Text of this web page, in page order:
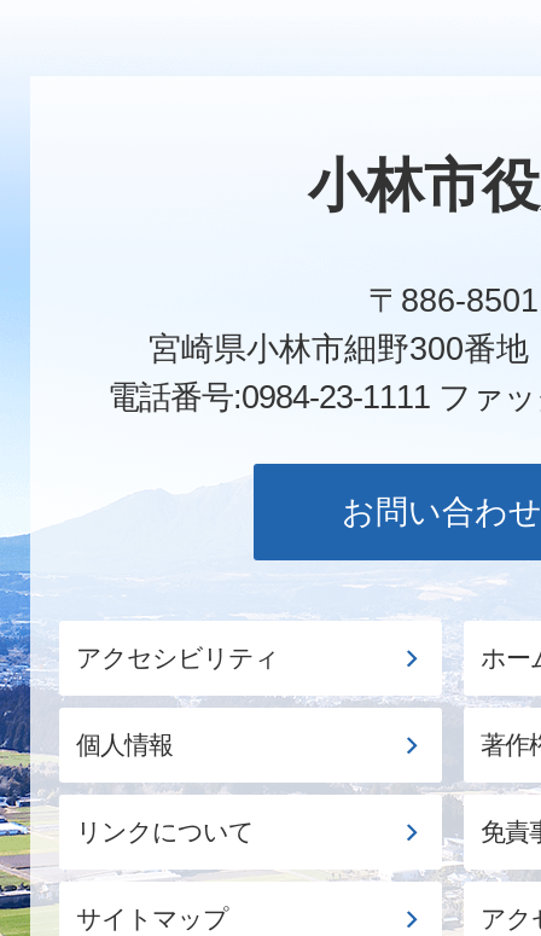
小林市
〒886-8501
宮崎県小林市細野300番
電話番号:0984-23-1111 ファ
お問い合わせ
アクセシビリティ ホー
個人情報 著作
リンクについて 免責
サイトマップ アク